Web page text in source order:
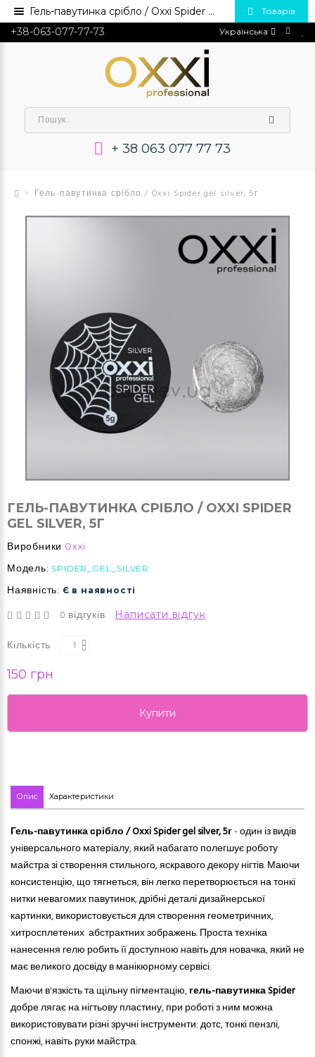
+38-063-077-77-73 Українська
+ 38 063 077 77 73
Товарів
Гель-павутинка срібло / Oxxi Spider gel silver, 5г
ГЕЛЬ-ПАВУТИНКА СРІБЛО / OXXI SPIDER
GEL SILVER, 5Г
Виробники Oxxi
Модель: SPIDER_GEL_SILVER
Наявність: Є в наявності
0 відгуків Написати відгук
Кількість
150 грн
Купити
Опис Характеристики
Гель-павутинка срібло / Oxxi Spider gel silver, 5г- один із видів
універсального матеріалу, який набагато полегшує роботу
майстра зі створення стильного, яскравого декору нігтів. Маючи
консистенцію, що тягнеться, він легко перетворюється на тонкі
нитки невагомих павутинок, дрібні деталі дизайнерської
картинки, використовується для створення геометричних,
хитросплетених абстрактних зображень. Проста техніка
нанесення гелю робить її доступною навіть для новачка, який не
має великого досвіду в манікюрному сервісі.
Маючи в'язкістьтащільну пігментацію,гель-павутинка Spider
добре лягає на нігтьову пластину, при роботі з ним можна
використовувати різні зручні інструменти: дотс, тонкі пензлі,
спонжі, навіть руки майстра.
Гель-павутинка срібло / Oxxi Spider gel silver, 5г 💅 Купити в Україні опт та роздріб